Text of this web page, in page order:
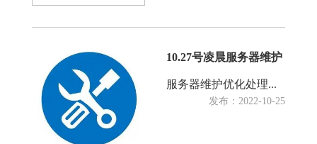
10.27号凌晨服务器维护
服务器维护优化处理...
发布：2022-10-25